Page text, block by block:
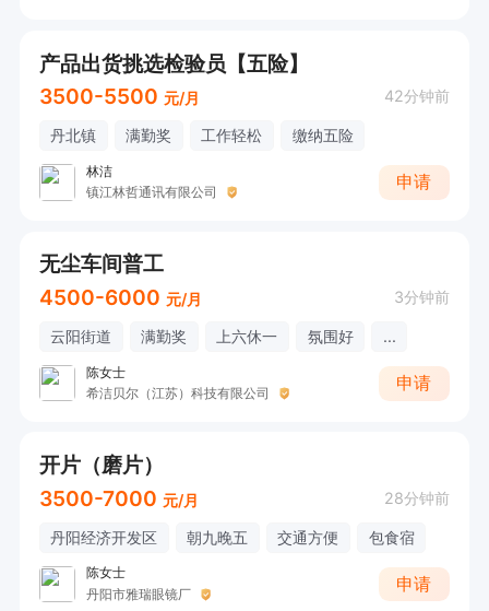
产品出货挑选检验员【五险】
3500-5500 元/月 42分钟前
丹北镇 满勤奖 工作轻松 缴纳五险
林洁
镇江林哲通讯有限公司
申请
无尘车间普工
4500-6000 元/月 3分钟前
云阳街道 满勤奖 上六休一 氛围好 ...
陈女士
希洁贝尔（江苏）科技有限公司
申请
开片（磨片）
3500-7000 元/月 28分钟前
丹阳经济开发区 朝九晚五 交通方便 包食宿
陈女士
丹阳市雅瑞眼镜厂
申请